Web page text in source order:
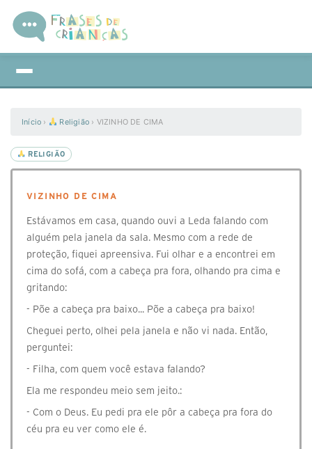
Início › Religião › VIZINHO DE CIMA
RELIGIÃO
VIZINHO DE CIMA
Estávamos em casa, quando ouvi a Leda falando com
alguém pela janela da sala. Mesmo com a rede de
proteção, fiquei apreensiva. Fui olhar e a encontrei em
cima do sofá, com a cabeça pra fora, olhando pra cima e
gritando:
- Põe a cabeça pra baixo... Põe a cabeça pra baixo!
Cheguei perto, olhei pela janela e não vi nada. Então,
perguntei:
- Filha, com quem você estava falando?
Ela me respondeu meio sem jeito.:
- Com o Deus. Eu pedi pra ele pôr a cabeça pra fora do
céu pra eu ver como ele é.